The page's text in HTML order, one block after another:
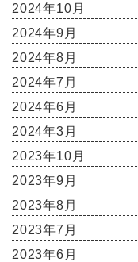
2024年10月
2024年9月
2024年8月
2024年7月
2024年6月
2024年3月
2023年10月
2023年9月
2023年8月
2023年7月
2023年6月